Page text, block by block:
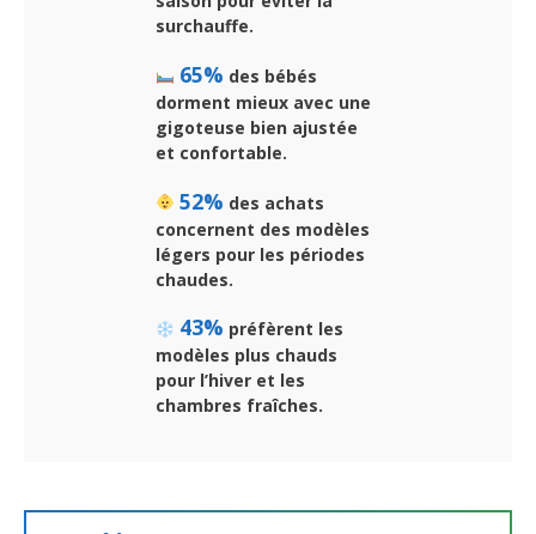
surchauffe.
65% des bébés
dorment mieux avec une
gigoteuse bien ajustée
et confortable.
52% des achats
concernent des modèles
légers pour les périodes
chaudes.
43% préfèrent les
modèles plus chauds
pour l’hiver et les
chambres fraîches.